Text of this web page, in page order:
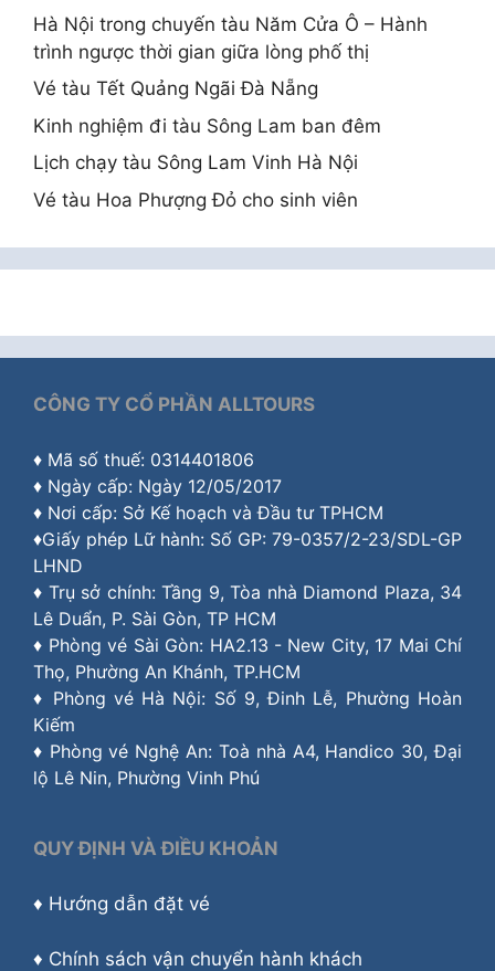
Hà Nội trong chuyến tàu Năm Cửa Ô – Hành
trình ngược thời gian giữa lòng phố thị
Vé tàu Tết Quảng Ngãi Đà Nẵng
Kinh nghiệm đi tàu Sông Lam ban đêm
Lịch chạy tàu Sông Lam Vinh Hà Nội
Vé tàu Hoa Phượng Đỏ cho sinh viên
CÔNG TY CỔ PHẦN ALLTOURS
♦ Mã số thuế: 0314401806
♦ Ngày cấp: Ngày 12/05/2017
♦ Nơi cấp: Sở Kế hoạch và Đầu tư TPHCM
♦Giấy phép Lữ hành: Số GP: 79-0357/2-23/SDL-GP
LHND
♦ Trụ sở chính: Tầng 9, Tòa nhà Diamond Plaza, 34
Lê Duẩn, P. Sài Gòn, TP HCM
♦ Phòng vé Sài Gòn: HA2.13 - New City, 17 Mai Chí
Thọ, Phường An Khánh, TP.HCM
♦ Phòng vé Hà Nội: Số 9, Đinh Lễ, Phường Hoàn
Kiếm
♦ Phòng vé Nghệ An: Toà nhà A4, Handico 30, Đại
lộ Lê Nin, Phường Vinh Phú
QUY ĐỊNH VÀ ĐIỀU KHOẢN
♦ Hướng dẫn đặt vé
♦ Chính sách vận chuyển hành khách